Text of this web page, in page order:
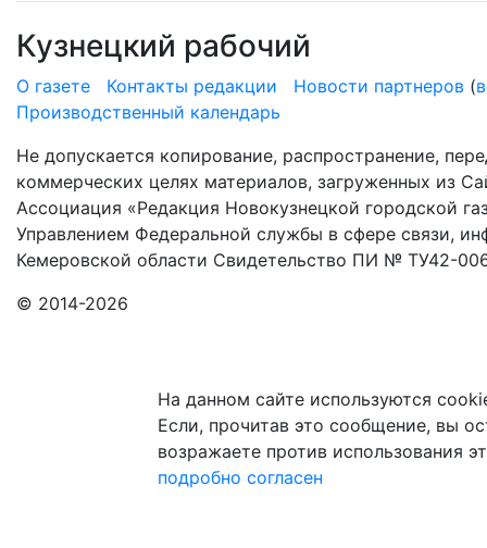
Кузнецкий рабочий
О газете Контакты редакции Новости партнеров (
Производственный календарь
Не допускается копирование, распространение,
коммерческих целях материалов, загруженных из
Ассоциация «Редакция Новокузнецкой городской
Управлением Федеральной службы в сфере связи,
Кемеровской области Свидетельство ПИ № ТУ42-
© 2014-2026
На данном сайте используются
Если, прочитав это сообщение, вы
возражаете против использования
подробно согласен